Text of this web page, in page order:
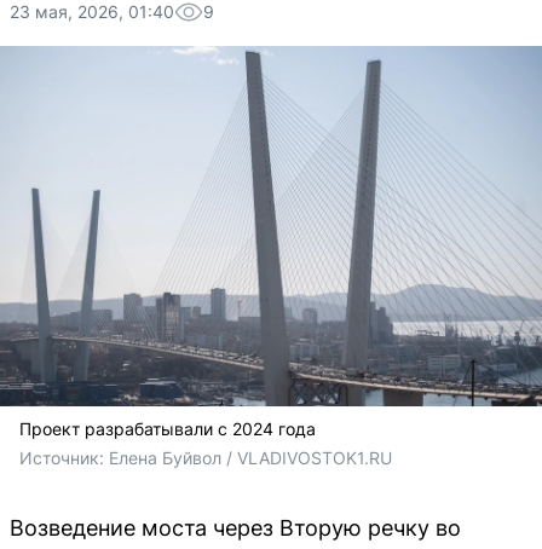
23 мая, 2026, 01:40 9
Проект разрабатывали с 2024 года
Источник: Елена Буйвол / VLADIVOSTOK1.RU
Возведение моста через Вторую речку во